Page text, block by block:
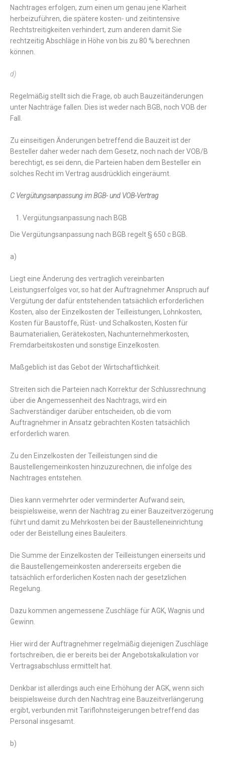
Nachtrages erfolgen, zum einen um genau jene Klarheit
herbeizuführen, die spätere kosten- und zeitintensive
Rechtstreitigkeiten verhindert, zum anderen damit Sie
rechtzeitig Abschläge in Höhe von bis zu 80 % berechnen
können.
d)
Regelmäßig stellt sich die Frage, ob auch Bauzeitänderungen
unter Nachträge fallen. Dies ist weder nach BGB, noch VOB der
Fall.
Zu einseitigen Änderungen betreffend die Bauzeit ist der
Besteller daher weder nach dem Gesetz, noch nach der VOB/B
berechtigt, es sei denn, die Parteien haben dem Besteller ein
solches Recht im Vertrag ausdrücklich eingeräumt.
C Vergütungsanpassung im BGB- und VOB-Vertrag
Vergütungsanpassung nach BGB
Die Vergütungsanpassung nach BGB regelt § 650 c BGB.
a)
Liegt eine Änderung des vertraglich vereinbarten
Leistungserfolges vor, so hat der Auftragnehmer Anspruch auf
Vergütung der dafür entstehenden tatsächlich erforderlichen
Kosten, also der Einzelkosten der Teilleistungen, Lohnkosten,
Kosten für Baustoffe, Rüst- und Schalkosten, Kosten für
Baumaterialien, Gerätekosten, Nachunternehmerkosten,
Fremdarbeitskosten und sonstige Einzelkosten.
Maßgeblich ist das Gebot der Wirtschaftlichkeit.
Streiten sich die Parteien nach Korrektur der Schlussrechnung
über die Angemessenheit des Nachtrags, wird ein
Sachverständiger darüber entscheiden, ob die vom
Auftragnehmer in Ansatz gebrachten Kosten tatsächlich
erforderlich waren.
Zu den Einzelkosten der Teilleistungen sind die
Baustellengemeinkosten hinzuzurechnen, die infolge des
Nachtrages entstehen.
Dies kann vermehrter oder verminderter Aufwand sein,
beispielsweise, wenn der Nachtrag zu einer Bauzeitverzögerung
führt und damit zu Mehrkosten bei der Baustelleneinrichtung
oder der Beistellung eines Bauleiters.
Die Summe der Einzelkosten der Teilleistungen einerseits und
die Baustellengemeinkosten andererseits ergeben die
tatsächlich erforderlichen Kosten nach der gesetzlichen
Regelung.
Dazu kommen angemessene Zuschläge für AGK, Wagnis und
Gewinn.
Hier wird der Auftragnehmer regelmäßig diejenigen Zuschläge
fortschreiben, die er bereits bei der Angebotskalkulation vor
Vertragsabschluss ermittelt hat.
Denkbar ist allerdings auch eine Erhöhung der AGK, wenn sich
beispielsweise durch den Nachtrag eine Bauzeitverlängerung
ergibt, verbunden mit Tariflohnsteigerungen betreffend das
Personal insgesamt.
b)